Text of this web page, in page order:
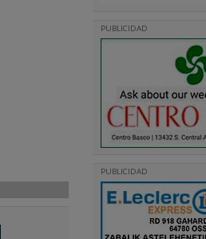
PUBLICIDAD
PUBLICIDAD